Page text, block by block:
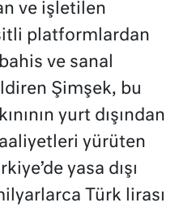
ve işletilen
platformlardan
ve sanal
Şimşek, bu
yurt dışından
yürüten
yasa dışı
Türk lirası